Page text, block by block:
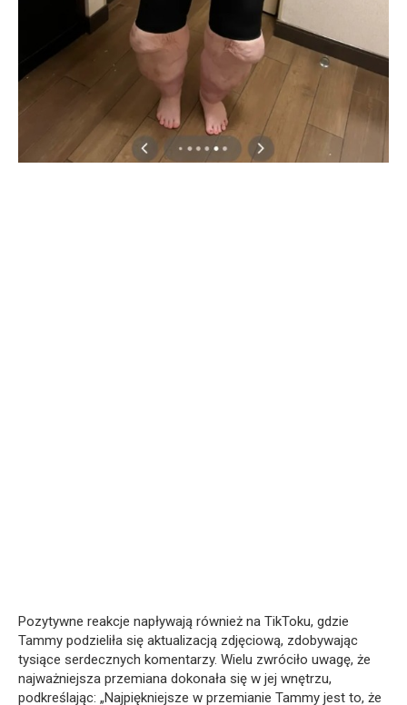
Pozytywne reakcje napływają również na TikToku, gdzie
Tammy podzieliła się aktualizacją zdjęciową, zdobywając
tysiące serdecznych komentarzy. Wielu zwróciło uwagę, że
najważniejsza przemiana dokonała się w jej wnętrzu,
podkreślając: „Najpiękniejsze w przemianie Tammy jest to, że